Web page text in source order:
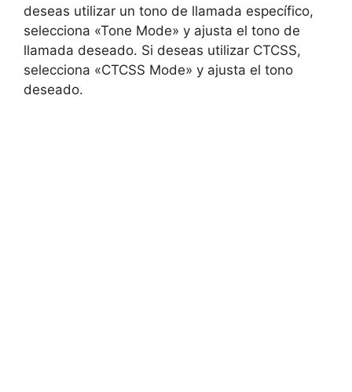
deseas utilizar un tono de llamada específico,
selecciona «Tone Mode» y ajusta el tono de
llamada deseado. Si deseas utilizar CTCSS,
selecciona «CTCSS Mode» y ajusta el tono
deseado.